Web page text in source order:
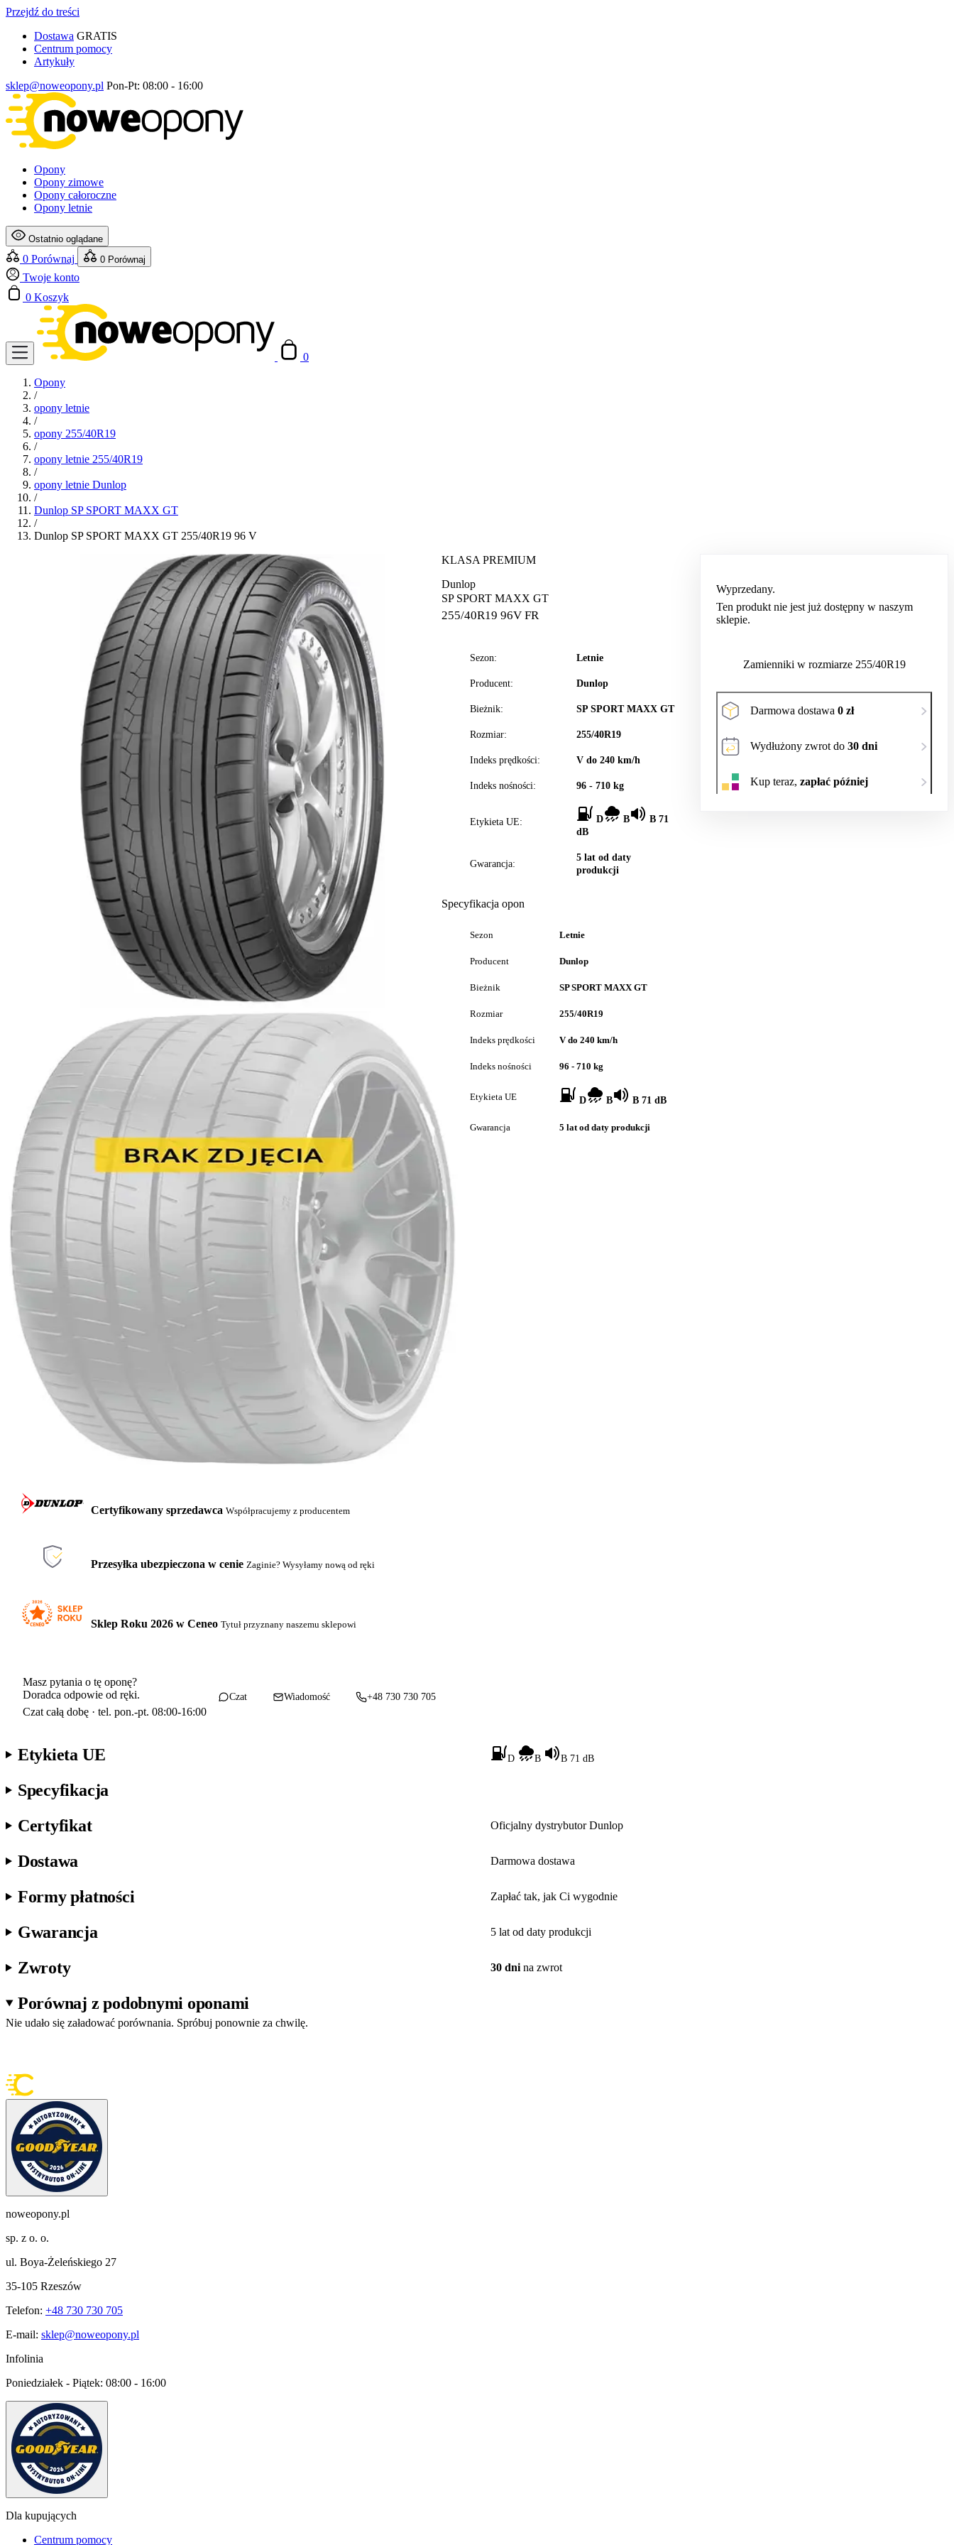
Przejdź do treści
Dostawa GRATIS
Centrum pomocy
Artykuły
sklep@noweopony.pl Pon-Pt: 08:00 - 16:00
Opony
Opony zimowe
Opony całoroczne
Opony letnie
Ostatnio oglądane
0 Porównaj 0 Porównaj
Twoje konto
0 Koszyk
0
Opony
/
opony letnie
/
opony 255/40R19
/
opony letnie 255/40R19
/
opony letnie Dunlop
/
Dunlop SP SPORT MAXX GT
/
Dunlop SP SPORT MAXX GT 255/40R19 96 V
KLASA PREMIUM
Dunlop
SP SPORT MAXX GT
255/40R19 96V FR
Sezon: Letnie
Producent: Dunlop
Bieżnik: SP SPORT MAXX GT
Rozmiar: 255/40R19
Indeks prędkości: V do 240 km/h
Indeks nośności: 96 - 710 kg
Etykieta UE: D B
B 71
dB
Gwarancja:
5 lat od daty
produkcji
Specyfikacja opon
Sezon Letnie
Producent Dunlop
Bieżnik SP SPORT MAXX GT
Rozmiar 255/40R19
Indeks prędkości V do 240 km/h
Indeks nośności 96 - 710 kg
Etykieta UE D B B 71 dB
Gwarancja 5 lat od daty produkcji
Wyprzedany.
Ten produkt nie jest już dostępny w naszym
sklepie.
Zamienniki w rozmiarze 255/40R19
Darmowa dostawa 0 zł
Wydłużony zwrot do 30 dni
Kup teraz, zapłać później
Certyfikowany sprzedawca Współpracujemy z producentem
Przesyłka ubezpieczona w cenie Zaginie? Wysyłamy nową od ręki
Sklep Roku 2026 w Ceneo Tytuł przyznany naszemu sklepowi
Masz pytania o tę oponę?
Doradca odpowie od ręki.
Czat całą dobę · tel. pon.-pt. 08:00-16:00
Czat Wiadomość +48 730 730 705
Etykieta UE D B B 71 dB
Specyfikacja
Certyfikat
Oficjalny dystrybutor Dunlop
Dostawa Darmowa dostawa
Formy płatności Zapłać tak, jak Ci wygodnie
Gwarancja 5 lat od daty produkcji
Zwroty 30 dni na zwrot
Porównaj z podobnymi oponami
Nie udało się załadować porównania. Spróbuj ponownie za chwilę.
noweopony.pl
sp. z o. o.
ul. Boya-Żeleńskiego 27
35-105 Rzeszów
Telefon: +48 730 730 705
E-mail: sklep@noweopony.pl
Infolinia
Poniedziałek - Piątek: 08:00 - 16:00
Dla kupujących
Centrum pomocy